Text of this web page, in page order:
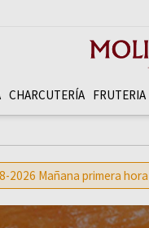
CHARCUTERÍ­A FRUTERI­A
Mañana primera